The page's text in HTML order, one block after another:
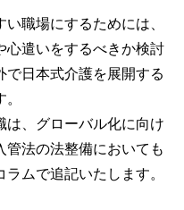
職場にするためには、
心遣いをするべきか検討
日本式介護を展開する
は、グローバル化に向け
法の法整備においても
ムで追記いたします。